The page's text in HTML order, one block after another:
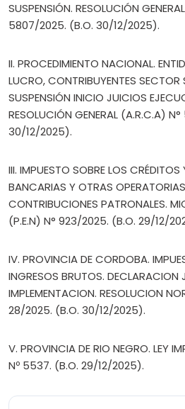
SUSPENSIÓN. RESOLUCIÓN
5807/2025. (B.O. 30/12/2025).
II. PROCEDIMIENTO NACIONAL.
LUCRO, CONTRIBUYENTES SECTOR
SUSPENSIÓN INICIO JUICIOS
RESOLUCIÓN GENERAL (A.R.C.A)
30/12/2025).
III. IMPUESTO SOBRE LOS
BANCARIAS Y OTRAS
CONTRIBUCIONES PATRONALES.
(P.E.N) N° 923/2025. (B.O. 29/12/
IV. PROVINCIA DE CORDOBA.
INGRESOS BRUTOS. DECLARACION
IMPLEMENTACION. RESOLUCION
28/2025. (B.O. 30/12/2025).
V. PROVINCIA DE RIO NEGRO. LEY
Nº 5537. (B.O. 29/12/2025).